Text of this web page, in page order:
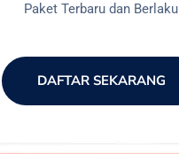
Paket Terbaru dan Berlaku
DAFTAR SEKARANG